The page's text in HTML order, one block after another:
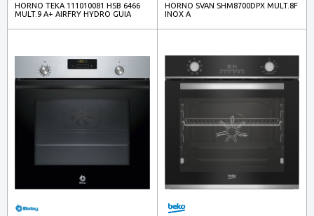
HORNO TEKA 111010081 HSB 6466
MULT.9 A+ AIRFRY HYDRO GUIA
HORNO SVAN SHM8700DPX MULT.8F
INOX A